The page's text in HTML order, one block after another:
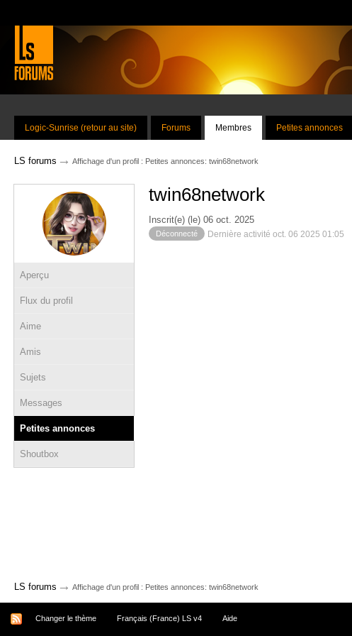
Logic-Sunrise (retour au site) Forums Membres Petites annonces
LS forums → Affichage d'un profil : Petites annonces: twin68network
Aperçu
Flux du profil
Aime
Amis
Sujets
Messages
Petites annonces
Shoutbox
twin68network
Inscrit(e) (le) 06 oct. 2025
Déconnecté Dernière activité oct. 06 2025 01:05
LS forums → Affichage d'un profil : Petites annonces: twin68network
Changer le thème Français (France) LS v4 Aide